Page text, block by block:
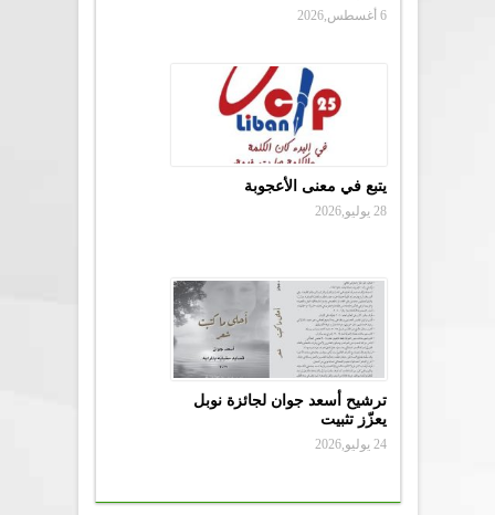
6 أغسطس,2026
يتبع في معنى الأعجوبة
28 يوليو,2026
ترشيح أسعد جوان لجائزة نوبل
يعزّز تثبيت
24 يوليو,2026